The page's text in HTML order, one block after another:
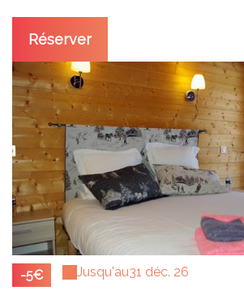
Réserver
-5€ Jusqu'au31 déc. 26